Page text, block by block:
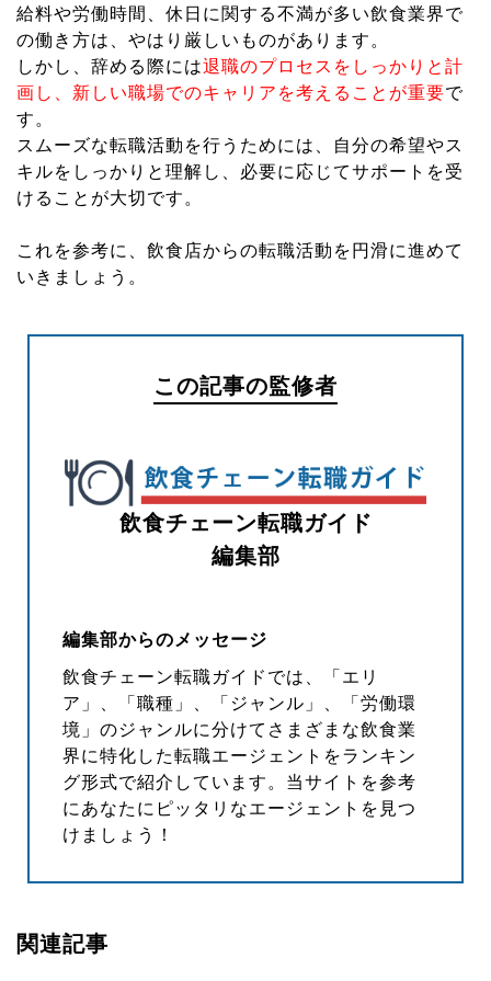
給料や労働時間、休日に関する不満が多い飲食業界で
の働き方は、やはり厳しいものがあります。
しかし、辞める際には退職のプロセスをしっかりと計
画し、新しい職場でのキャリアを考えることが重要で
す。
スムーズな転職活動を行うためには、自分の希望やス
キルをしっかりと理解し、必要に応じてサポートを受
けることが大切です。
これを参考に、飲食店からの転職活動を円滑に進めて
いきましょう。
この記事の監修者
飲食チェーン転職ガイド
編集部
編集部からのメッセージ
飲食チェーン転職ガイドでは、「エリ
ア」、「職種」、「ジャンル」、「労働環
境」のジャンルに分けてさまざまな飲食業
界に特化した転職エージェントをランキン
グ形式で紹介しています。当サイトを参考
にあなたにピッタリなエージェントを見つ
けましょう！
関連記事